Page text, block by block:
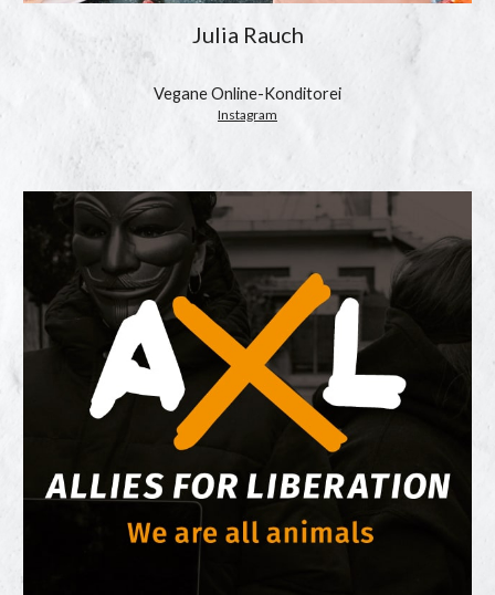
Julia Rauch
Vegane Online-Konditorei
Instagram